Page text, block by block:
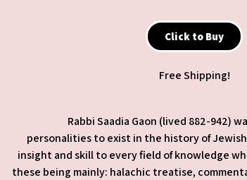
Click to Buy
Free Shipping!
Rabbi Saadia Gaon (lived 882-942)
personalities to exist in the history of
insight and skill to every field of knowledge
these being mainly: halachic treatise,